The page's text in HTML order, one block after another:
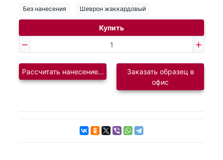
Без нанесения Шеврон жаккардовый
Купить
Рассчитать нанесение логотипаЗаказать образец в
офис